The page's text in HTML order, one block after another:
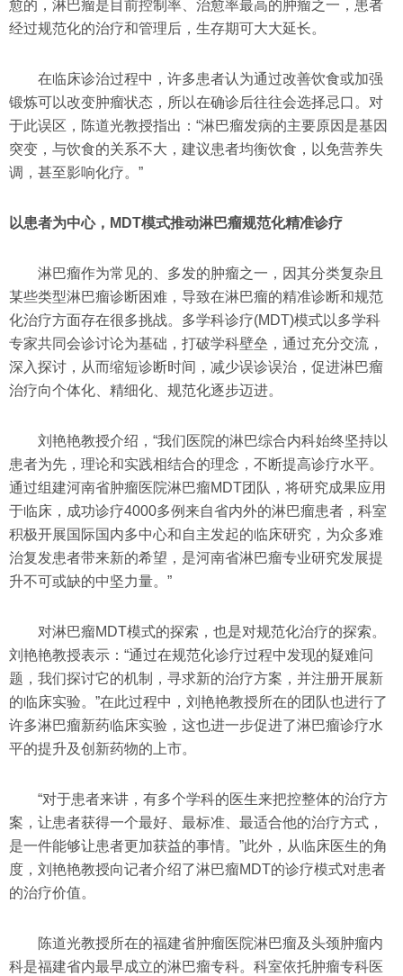
愈的，淋巴瘤是目前控制率、治愈率最高的肿瘤之一，患者
经过规范化的治疗和管理后，生存期可大大延长。
在临床诊治过程中，许多患者认为通过改善饮食或加强
锻炼可以改变肿瘤状态，所以在确诊后往往会选择忌口。对
于此误区，陈道光教授指出：“淋巴瘤发病的主要原因是基因
突变，与饮食的关系不大，建议患者均衡饮食，以免营养失
调，甚至影响化疗。”
以患者为中心，MDT模式推动淋巴瘤规范化精准诊疗
淋巴瘤作为常见的、多发的肿瘤之一，因其分类复杂且
某些类型淋巴瘤诊断困难，导致在淋巴瘤的精准诊断和规范
化治疗方面存在很多挑战。多学科诊疗(MDT)模式以多学科
专家共同会诊讨论为基础，打破学科壁垒，通过充分交流，
深入探讨，从而缩短诊断时间，减少误诊误治，促进淋巴瘤
治疗向个体化、精细化、规范化逐步迈进。
刘艳艳教授介绍，“我们医院的淋巴综合内科始终坚持以
患者为先，理论和实践相结合的理念，不断提高诊疗水平。
通过组建河南省肿瘤医院淋巴瘤MDT团队，将研究成果应用
于临床，成功诊疗4000多例来自省内外的淋巴瘤患者，科室
积极开展国际国内多中心和自主发起的临床研究，为众多难
治复发患者带来新的希望，是河南省淋巴瘤专业研究发展提
升不可或缺的中坚力量。”
对淋巴瘤MDT模式的探索，也是对规范化治疗的探索。
刘艳艳教授表示：“通过在规范化诊疗过程中发现的疑难问
题，我们探讨它的机制，寻求新的治疗方案，并注册开展新
的临床实验。”在此过程中，刘艳艳教授所在的团队也进行了
许多淋巴瘤新药临床实验，这也进一步促进了淋巴瘤诊疗水
平的提升及创新药物的上市。
“对于患者来讲，有多个学科的医生来把控整体的治疗方
案，让患者获得一个最好、最标准、最适合他的治疗方式，
是一件能够让患者更加获益的事情。”此外，从临床医生的角
度，刘艳艳教授向记者介绍了淋巴瘤MDT的诊疗模式对患者
的治疗价值。
陈道光教授所在的福建省肿瘤医院淋巴瘤及头颈肿瘤内
科是福建省内最早成立的淋巴瘤专科。科室依托肿瘤专科医